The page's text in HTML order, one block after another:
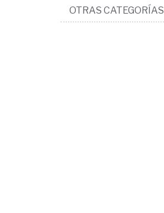
OTRAS CATEGORÍAS